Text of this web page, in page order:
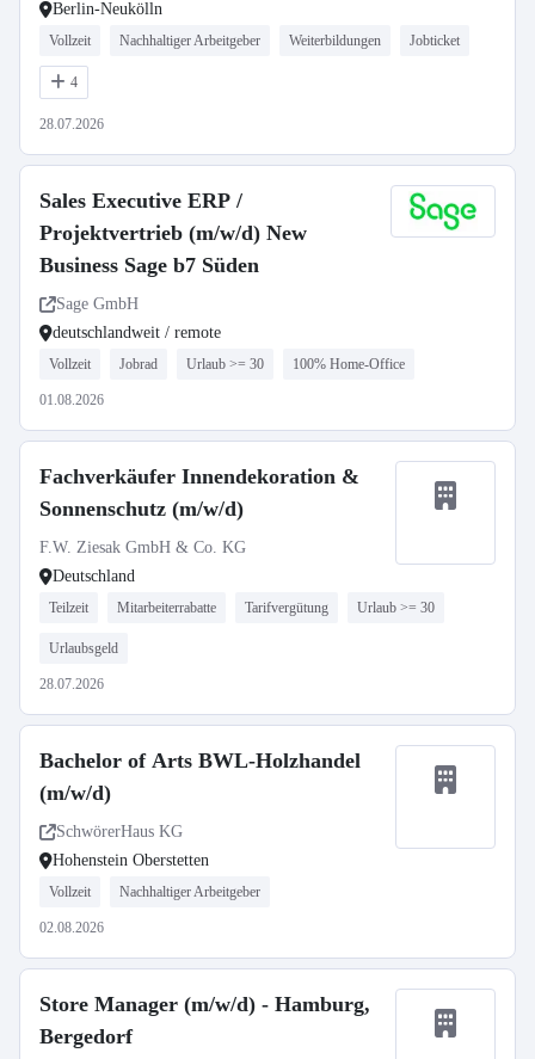
Berlin-Neukölln
Vollzeit Nachhaltiger Arbeitgeber Weiterbildungen Jobticket
4
28.07.2026
Sales Executive ERP /
Projektvertrieb (m/w/d) New
Business Sage b7 Süden
Sage GmbH
deutschlandweit / remote
Vollzeit Jobrad Urlaub >= 30 100% Home-Office
01.08.2026
Fachverkäufer Innendekoration &
Sonnenschutz (m/w/d)
F.W. Ziesak GmbH & Co. KG
Deutschland
Teilzeit Mitarbeiterrabatte Tarifvergütung Urlaub >= 30
Urlaubsgeld
28.07.2026
Bachelor of Arts BWL-Holzhandel
(m/w/d)
SchwörerHaus KG
Hohenstein Oberstetten
Vollzeit Nachhaltiger Arbeitgeber
02.08.2026
Store Manager (m/w/d) - Hamburg,
Bergedorf